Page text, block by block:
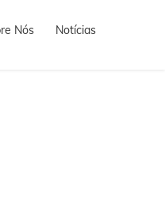
Nós Notícias